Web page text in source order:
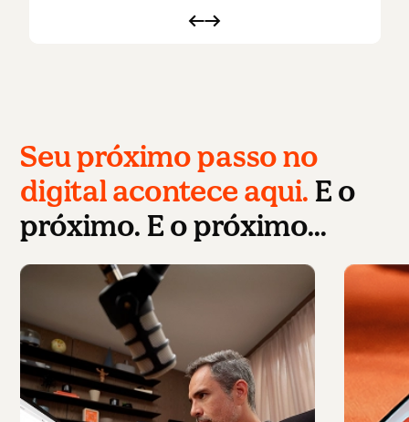
Seu próximo passo no
digital acontece aqui. E o
próximo. E o próximo…